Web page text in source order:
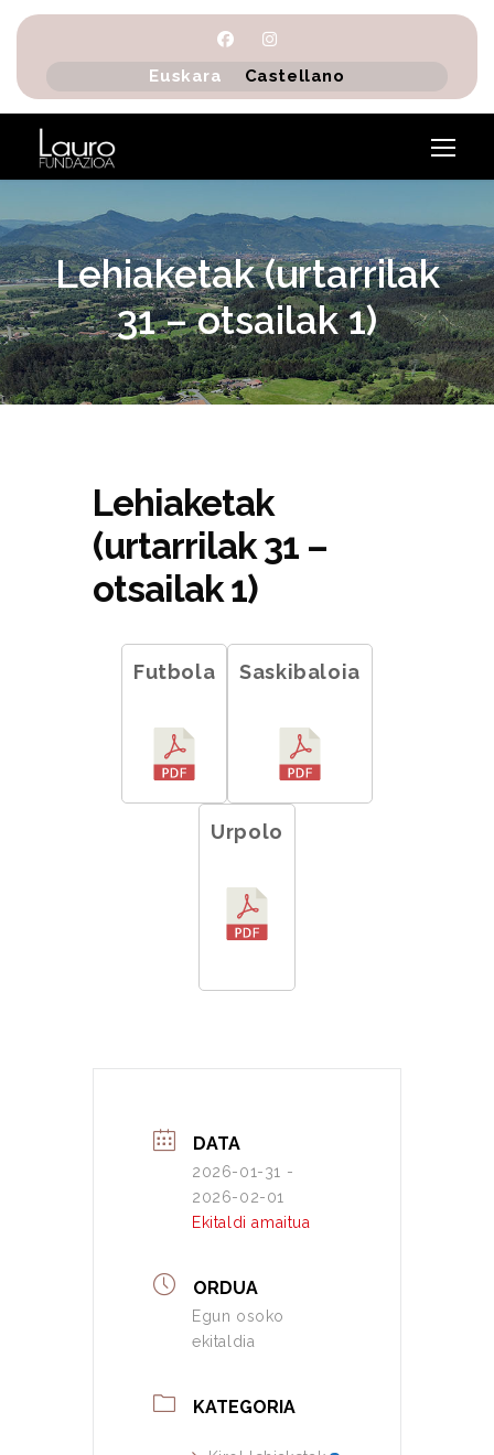
Euskara Castellano
Lehiaketak (urtarrilak
31 – otsailak 1)
Lehiaketak
(urtarrilak 31 –
otsailak 1)
Futbola Saskibaloia
Urpolo
DATA
2026-01-31 -
2026-02-01
Ekitaldi amaitua
ORDUA
Egun osoko
ekitaldia
KATEGORIA